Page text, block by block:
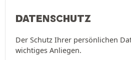
DATENSCHUTZ
Der Schutz Ihrer persönlichen
wichtiges Anliegen.